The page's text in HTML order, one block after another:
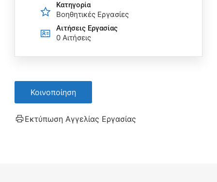
Κατηγορία
Βοηθητικές Εργασίες
Αιτήσεις Eργασίας
0 Αιτήσεις
Κοινοποίηση
Εκτύπωση Αγγελίας Εργασίας